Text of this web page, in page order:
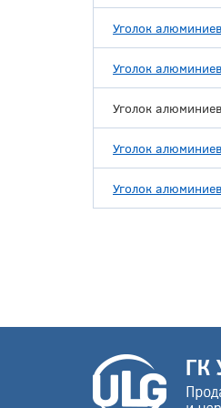
Уголок
Уголок
Уголок
Уголок
Уголок